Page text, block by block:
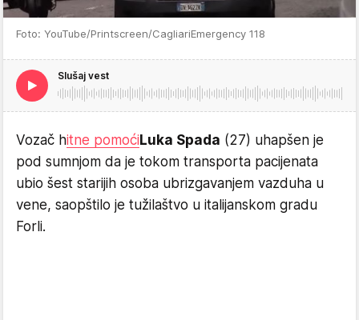
Foto: YouTube/Printscreen/CagliariEmergency 118
Slušaj vest
Vozač hitne pomoći Luka Spada (27) uhapšen je
pod sumnjom da je tokom transporta pacijenata
ubio šest starijih osoba ubrizgavanjem vazduha u
vene, saopštilo je tužilaštvo u italijanskom gradu
Forli.